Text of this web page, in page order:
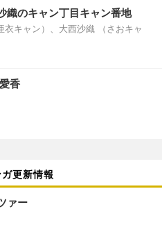
織のキャン丁目キャン番地
衣キャン）、大西沙織 （さおキャ
香
更新情報
ァー